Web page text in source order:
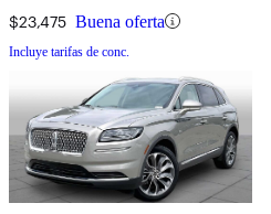
$23,475 Buena oferta
Incluye tarifas de conc.